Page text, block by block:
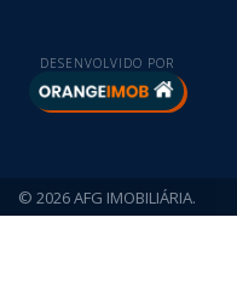
DESENVOLVIDO POR
© 2026 AFG IMOBILIÁRIA.